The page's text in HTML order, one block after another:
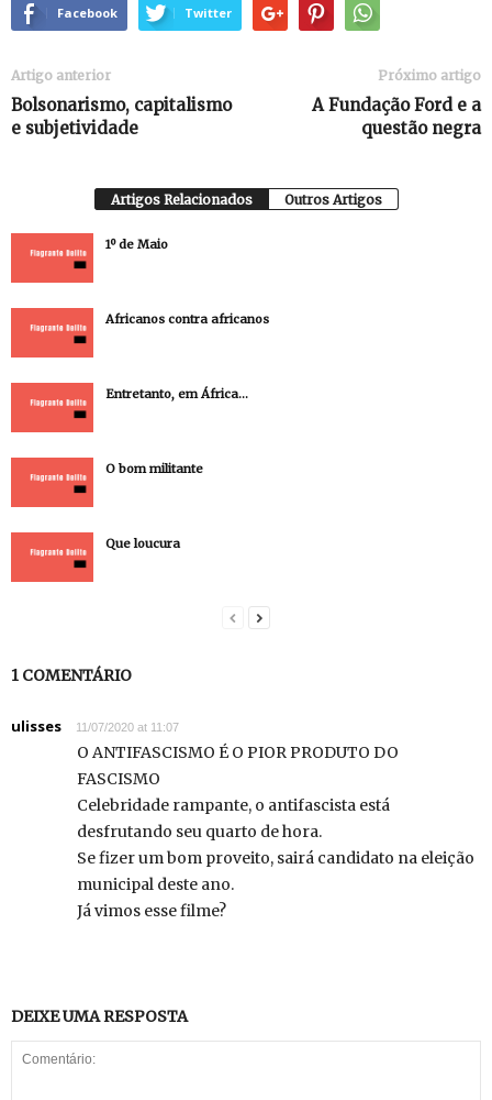
Facebook Twitter
Artigo anterior
Bolsonarismo, capitalismo
e subjetividade
Próximo artigo
A Fundação Ford e a
questão negra
Artigos Relacionados Outros Artigos
1º de Maio
Africanos contra africanos
Entretanto, em África…
O bom militante
Que loucura
1 COMENTÁRIO
ulisses 11/07/2020 at 11:07
O ANTIFASCISMO É O PIOR PRODUTO DO
FASCISMO
Celebridade rampante, o antifascista está
desfrutando seu quarto de hora.
Se fizer um bom proveito, sairá candidato na eleição
municipal deste ano.
Já vimos esse filme?
DEIXE UMA RESPOSTA